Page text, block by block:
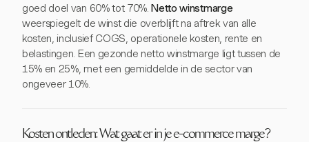
goed doel van 60% tot 70%.Netto winstmarge
weerspiegelt de winst die overblijft na aftrek van alle
kosten, inclusief COGS, operationele kosten, rente en
belastingen. Een gezonde netto winstmarge ligt tussen de
15% en 25%, met een gemiddelde in de sector van
ongeveer 10%.
Kosten ontleden: Wat gaat er in je e-commerce marge?